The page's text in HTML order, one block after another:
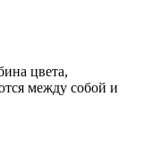
цвета,
между собой и